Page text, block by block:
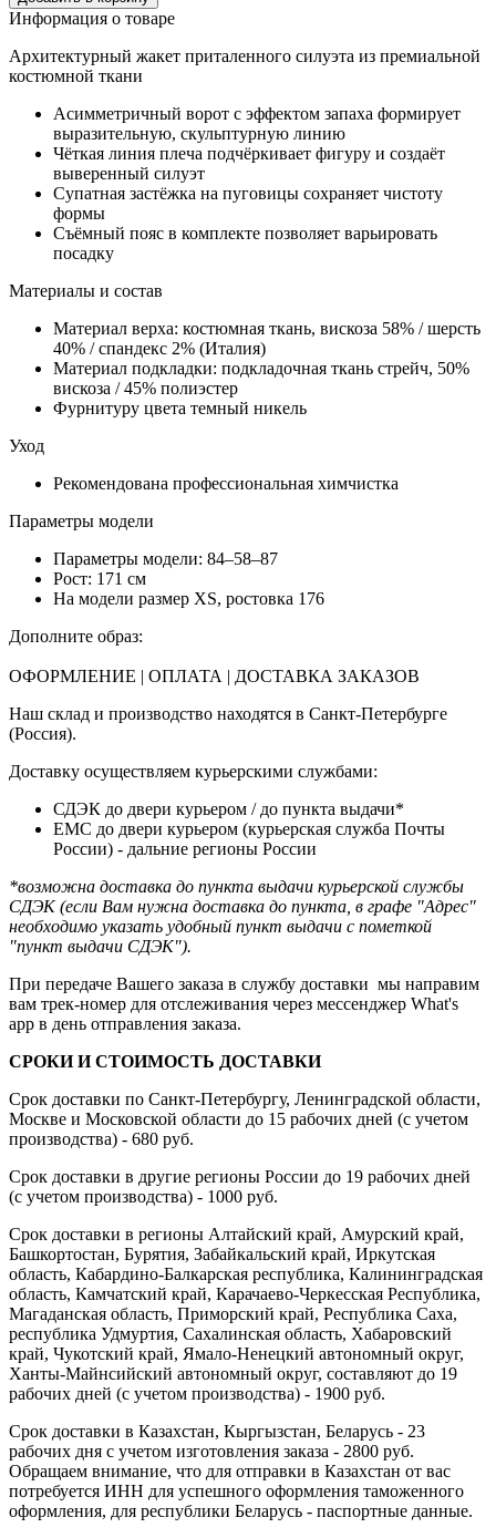
Информация о товаре
Архитектурный жакет приталенного силуэта из премиальной
костюмной ткани
Асимметричный ворот с эффектом запаха формирует
выразительную, скульптурную линию
Чёткая линия плеча подчёркивает фигуру и создаёт
выверенный силуэт
Супатная застёжка на пуговицы сохраняет чистоту
формы
Съёмный пояс в комплекте позволяет варьировать
посадку
Материалы и состав
Материал верха: костюмная ткань, вискоза 58% / шерсть
40% / спандекс 2% (Италия)
Материал подкладки: подкладочная ткань стрейч, 50%
вискоза / 45% полиэстер
Фурнитуру цвета темный никель
Уход
Рекомендована профессиональная химчистка
Параметры модели
Параметры модели: 84–58–87
Рост: 171 см
На модели размер XS, ростовка 176
Дополните образ:
ОФОРМЛЕНИЕ | ОПЛАТА | ДОСТАВКА ЗАКАЗОВ
Наш склад и производство находятся в Санкт-Петербурге
(Россия).
Доставку осуществляем курьерскими службами:
СДЭК до двери курьером / до пункта выдачи*
ЕМС до двери курьером (курьерская служба Почты
России) - дальние регионы России
*возможна доставка до пункта выдачи курьерской службы
СДЭК (если Вам нужна доставка до пункта, в графе "Адрес"
необходимо указать удобный пункт выдачи с пометкой
"пункт выдачи СДЭК").
При передаче Вашего заказа в службу доставки мы направим
вам трек-номер для отслеживания через мессенджер What's
app в день отправления заказа.
СРОКИ И СТОИМОСТЬ ДОСТАВКИ
Срок доставки по Санкт-Петербургу, Ленинградской области,
Москве и Московской области до 15 рабочих дней (с учетом
производства) - 680 руб.
Срок доставки в другие регионы России до 19 рабочих дней
(с учетом производства) - 1000 руб.
Срок доставки в регионы Алтайский край, Амурский край,
Башкортостан, Бурятия, Забайкальский край, Иркутская
область, Кабардино-Балкарская республика, Калининградская
область, Камчатский край, Карачаево-Черкесская Республика,
Магаданская область, Приморский край, Республика Саха,
республика Удмуртия, Сахалинская область, Хабаровский
край, Чукотский край, Ямало-Ненецкий автономный округ,
Ханты-Майнсийский автономный округ, составляют до 19
рабочих дней (с учетом производства) - 1900 руб.
Срок доставки в Казахстан, Кыргызстан, Беларусь - 23
рабочих дня с учетом изготовления заказа - 2800 руб.
Обращаем внимание, что для отправки в Казахстан от вас
потребуется ИНН для успешного оформления таможенного
оформления, для республики Беларусь - паспортные данные.